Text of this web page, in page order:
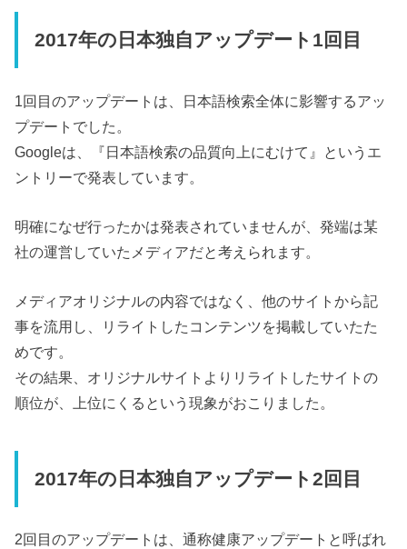
2017年の日本独自アップデート1回目
1回目のアップデートは、日本語検索全体に影響するアッ
プデートでした。
Googleは、『日本語検索の品質向上にむけて』というエ
ントリーで発表しています。
明確になぜ行ったかは発表されていませんが、発端は某
社の運営していたメディアだと考えられます。
メディアオリジナルの内容ではなく、他のサイトから記
事を流用し、リライトしたコンテンツを掲載していたた
めです。
その結果、オリジナルサイトよりリライトしたサイトの
順位が、上位にくるという現象がおこりました。
2017年の日本独自アップデート2回目
2回目のアップデートは、通称健康アップデートと呼ばれ